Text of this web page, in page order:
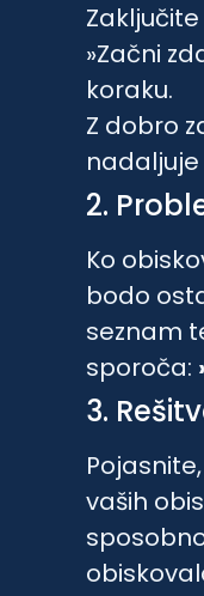
»Začni
koraku.
Z dobro
2.
Ko
bodo
seznam
sporoča:
3.
vaših